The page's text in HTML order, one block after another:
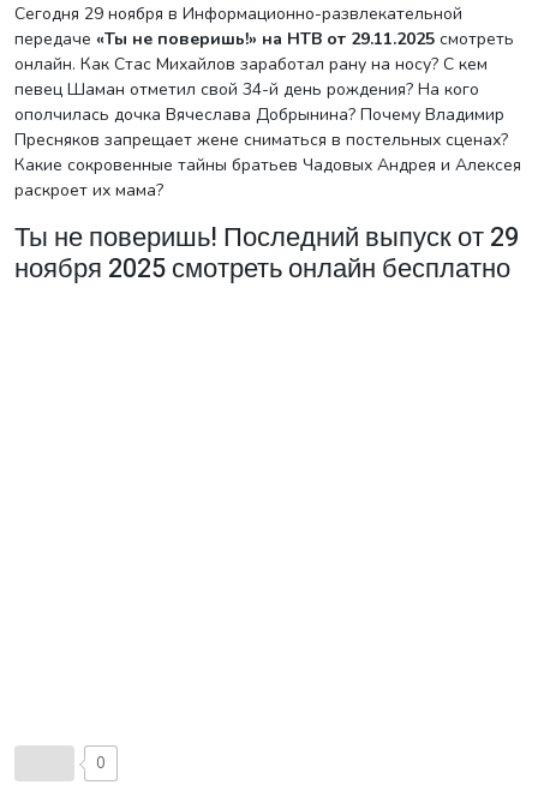
Сегодня 29 ноября в Информационно-развлекательной
передаче «Ты не поверишь!» на НТВ от 29.11.2025 смотреть
онлайн. Как Стас Михайлов заработал рану на носу? С кем
певец Шаман отметил свой 34-й день рождения? На кого
ополчилась дочка Вячеслава Добрынина? Почему Владимир
Пресняков запрещает жене сниматься в постельных сценах?
Какие сокровенные тайны братьев Чадовых Андрея и Алексея
раскроет их мама?
Ты не поверишь! Последний выпуск от 29
ноября 2025 смотреть онлайн бесплатно
0